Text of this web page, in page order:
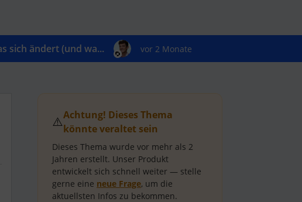
sich ändert (und wa... vor 2 Monate
⚠️Achtung! Dieses Thema
könnte veraltet sein
Dieses Thema wurde vor mehr als 2
Jahren erstellt. Unser Produkt
entwickelt sich schnell weiter — stelle
gerne eine neue Frage, um die
aktuellsten Infos zu bekommen.